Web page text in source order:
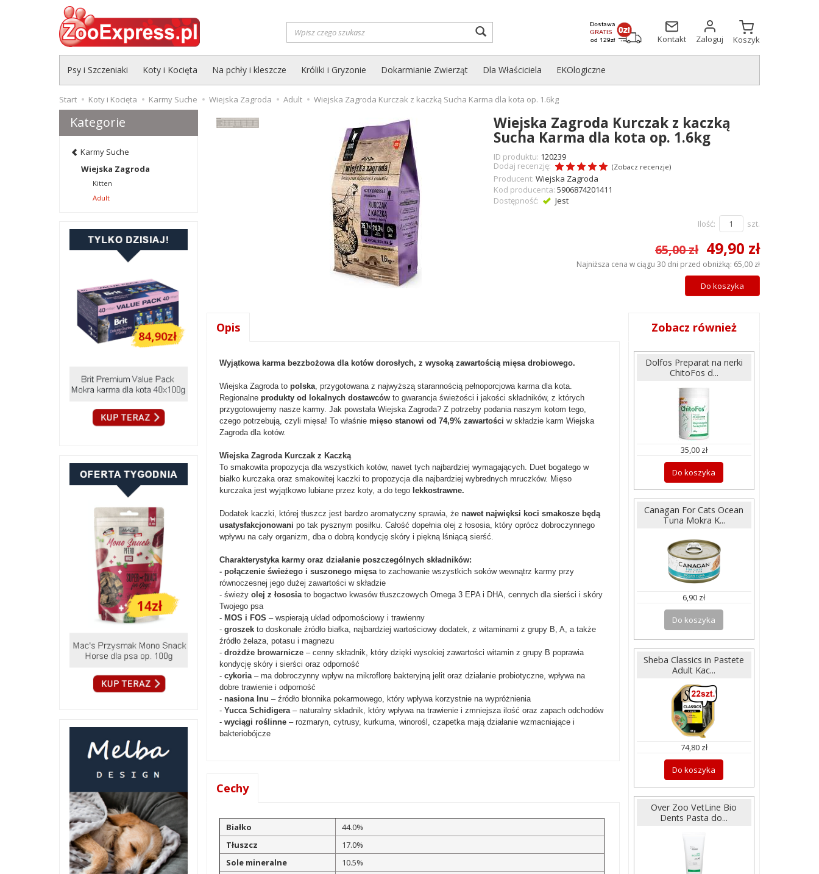
Kontakt
Zaloguj Koszyk
Psy i Szczeniaki Koty i Kocięta Na pchły i kleszcze Króliki i Gryzonie Dokarmianie Zwierząt Dla Właściciela EKOlogiczne
Start Koty i Kocięta Karmy Suche Wiejska Zagroda Adult Wiejska Zagroda Kurczak z kaczką Sucha Karma dla kota op. 1.6kg
Wiejska Zagroda Kurczak z kaczką
Sucha Karma dla kota op. 1.6kg
ID produktu: 120239
Dodaj recenzję:
(Zobacz recenzje)
Producent: Wiejska Zagroda
Kod producenta: 5906874201411
Dostępność:
Jest
Ilość: szt.
65,00 zł 49,90 zł
Najniższa cena w ciągu 30 dni przed obniżką: 65,00 zł
Do koszyka
Opis
Wyjątkowa karma bezzbożowa dla kotów dorosłych, z wysoką zawartością mięsa drobiowego.
Wiejska Zagroda topolska, przygotowana z najwyższą starannością pełnoporcjowa karma dla kota.
Regionalne produkty od lokalnych dostawców to gwarancja świeżości i jakości składników, z których
przygotowujemy nasze karmy. Jak powstała Wiejska Zagroda? Z potrzeby podania naszym kotom tego,
czego potrzebują, czyli mięsa! To właśniemięso stanowi od 74,9% zawartości w składzie karm Wiejska
Zagroda dla kotów.
Wiejska Zagroda Kurczak z Kaczką
To smakowita propozycja dla wszystkich kotów, nawet tych najbardziej wymagających. Duet bogatego w
białko kurczaka oraz smakowitej kaczki to propozycja dla najbardziej wybrednych mruczków. Mięso
kurczaka jest wyjątkowo lubiane przez koty, a do tego lekkostrawne.
Dodatek kaczki, której tłuszcz jest bardzo aromatyczny sprawia, żenawet najwięksi koci smakosze będą
usatysfakcjonowani po tak pysznym posiłku. Całość dopełnia olej z łososia, który oprócz dobroczynnego
wpływu na cały organizm, dba o dobrą kondycję skóry i piękną lśniącą sierść.
Charakterystyka karmy oraz działanie poszczególnych składników:
- połączenie świeżego i suszonego mięsato zachowanie wszystkich soków wewnątrz karmy przy
równoczesnej jego dużej zawartości w składzie
- świeży olej z łososiato bogactwo kwasów tłuszczowych Omega 3 EPA i DHA, cennych dla sierści i skóry
Twojego psa
- MOS i FOS – wspierają układ odpornościowy i trawienny
-groszek to doskonałe źródło białka, najbardziej wartościowy dodatek, z witaminami z grupy B, A, a także
źródło żelaza, potasu i magnezu
-drożdże browarnicze – cenny składnik, który dzięki wysokiej zawartości witamin z grupy B poprawia
kondycję skóry i sierści oraz odporność
-cykoria– ma dobroczynny wpływ na mikroflorę bakteryjną jelit oraz działanie probiotyczne, wpływa na
dobre trawienie i odporność
-nasiona lnu – źródło błonnika pokarmowego, który wpływa korzystnie na wypróżnienia
-Yucca Schidigera– naturalny składnik, który wpływa na trawienie i zmniejsza ilość oraz zapach odchodów
-wyciągi roślinne – rozmaryn, cytrusy, kurkuma, winorośl, czapetka mają działanie wzmacniające i
bakteriobójcze
Cechy
Białko
44.0%
Tłuszcz
17.0%
Sole mineralne
10.5%
Zobacz również
Dolfos Preparat na nerki
ChitoFos d...
35,00 zł
Do koszyka
Canagan For Cats Ocean
Tuna Mokra K...
6,90 zł
Do koszyka
Sheba Classics in Pastete
Adult Kac...
74,80 zł
Do koszyka
Over Zoo VetLine Bio
Dents Pasta do...
Kategorie
Karmy Suche
Wiejska Zagroda
Kitten
Adult